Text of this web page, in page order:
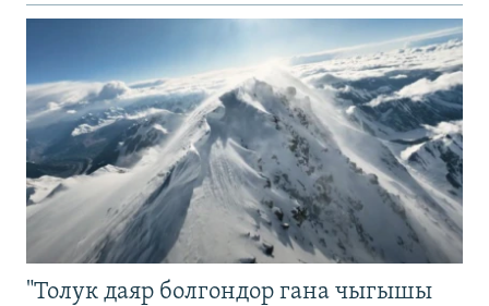
"Толук даяр болгондор гана чыгышы